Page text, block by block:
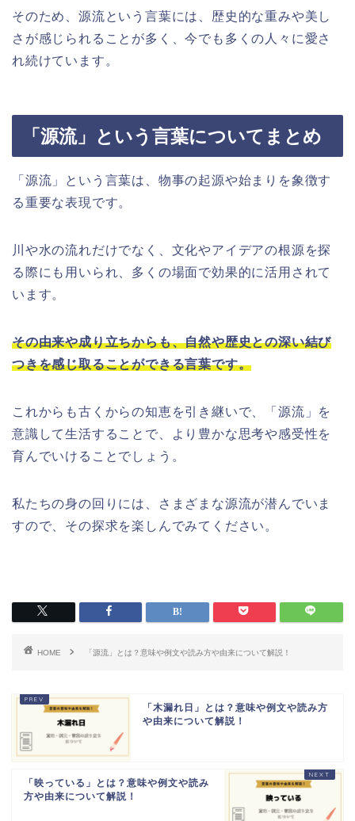
そのため、源流という言葉には、歴史的な重みや美し
さが感じられることが多く、今でも多くの人々に愛さ
れ続けています。
「源流」という言葉についてまとめ
「源流」という言葉は、物事の起源や始まりを象徴す
る重要な表現です。
川や水の流れだけでなく、文化やアイデアの根源を探
る際にも用いられ、多くの場面で効果的に活用されて
います。
その由来や成り立ちからも、自然や歴史との深い結び
つきを感じ取ることができる言葉です。
これからも古くからの知恵を引き継いで、「源流」を
意識して生活することで、より豊かな思考や感受性を
育んでいけることでしょう。
私たちの身の回りには、さまざまな源流が潜んでいま
すので、その探求を楽しんでみてください。
HOME 「源流」とは？意味や例文や読み方や由来について解説！
「木漏れ日」とは？意味や例文や読み方
や由来について解説！
「映っている」とは？意味や例文や読み
方や由来について解説！